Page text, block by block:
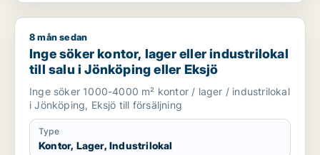
Inge söker kontor, lager eller industrilokal till salu i
8 mån sedan
Inge söker kontor, lager eller industrilokal
till salu i Jönköping eller Eksjö
Inge söker 1000-4000 m² kontor / lager / industrilokal
i Jönköping, Eksjö till försäljning
Type
Kontor, Lager, Industrilokal